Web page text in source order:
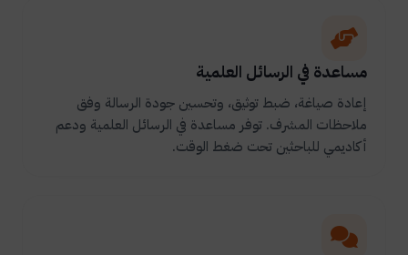
مساعدة في الرسائل العلمية
إعادة صياغة، ضبط توثيق، وتحسين جودة الرسالة وفق
ملاحظات المشرف. توفر مساعدة في الرسائل العلمية ودعم
أكاديمي للباحثين تحت ضغط الوقت.